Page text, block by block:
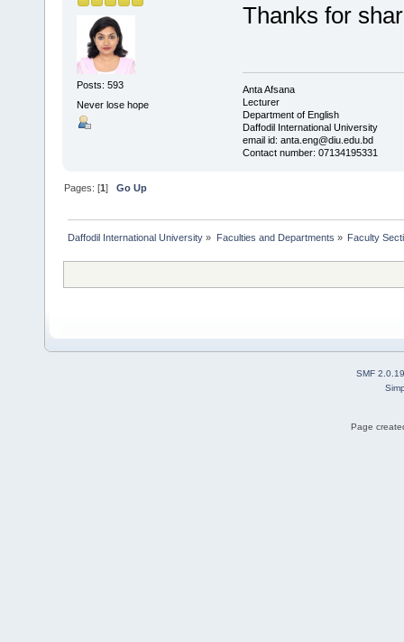
Posts: 593
Never lose hope
Thanks for
Anta Afsana
Lecturer
Department of English
Daffodil International University
email id: anta.eng@diu.edu.bd
Contact number: 07134195331
Pages: [1]Go Up
Daffodil International University » Faculties and Departments » Faculty
SMF 2.0.19
Page